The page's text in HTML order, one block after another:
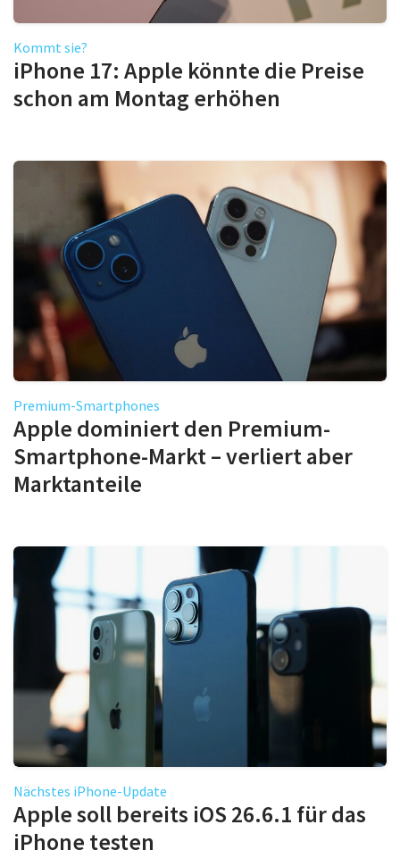
Kommt sie?
iPhone 17: Apple könnte die Preise
schon am Montag erhöhen
Premium-Smartphones
Apple dominiert den Premium-
Smartphone-Markt – verliert aber
Marktanteile
Nächstes iPhone-Update
Apple soll bereits iOS 26.6.1 für das
iPhone testen